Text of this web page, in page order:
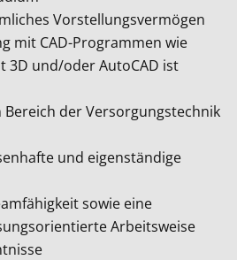
Vorstellungsvermögen
mit CAD-Programmen wie
3D und/oder AutoCAD ist
der Versorgungstechnik
und eigenständige
sowie eine
Arbeitsweise